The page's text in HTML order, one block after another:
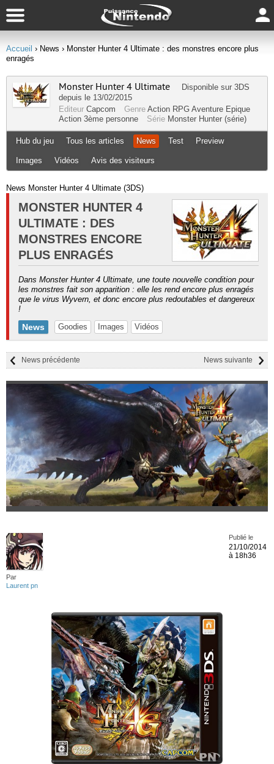
Accueil › News › Monster Hunter 4 Ultimate : des monstres encore plus
enragés
Monster Hunter 4 Ultimate Disponible sur 3DS
depuis le 13/02/2015
Editeur Capcom Genre Action RPG Aventure Epique
Action 3ème personne Série Monster Hunter (série)
Hub du jeu Tous les articles News Test Preview
Images Vidéos Avis des visiteurs
News Monster Hunter 4 Ultimate (3DS)
MONSTER HUNTER 4
ULTIMATE : DES
MONSTRES ENCORE
PLUS ENRAGÉS
Dans Monster Hunter 4 Ultimate, une toute nouvelle condition pour
les monstres fait son apparition : elle les rend encore plus enragés
que le virus Wyvern, et donc encore plus redoutables et dangereux
!
News Goodies Images Vidéos
News suivante
News précédente
Par
Laurent pn
Publié le
21/10/2014
à 18h36